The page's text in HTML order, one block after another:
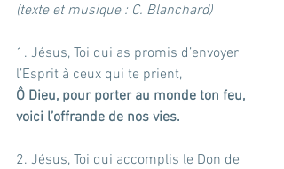
(texte et musique : C. Blanchard)
1. Jésus, Toi qui as promis d’envoyer
l’Esprit à ceux qui te prient,
Ô Dieu, pour porter au monde ton feu,
voici l’offrande de nos vies.
2. Jésus, Toi qui accomplis le Don de